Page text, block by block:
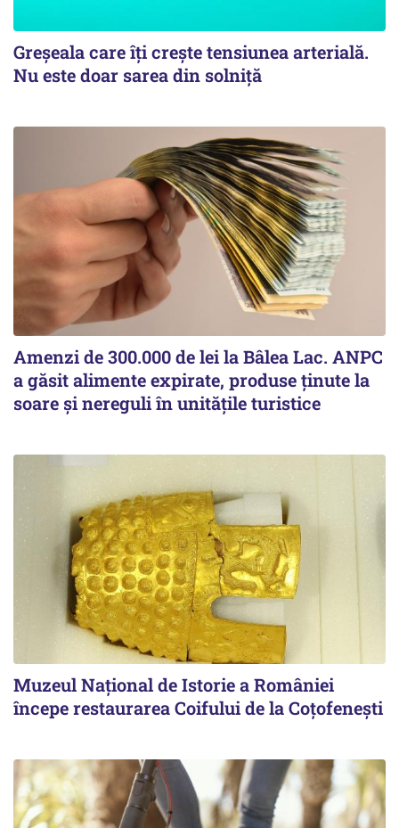
Greșeala care îți crește tensiunea arterială.
Nu este doar sarea din solniță
Amenzi de 300.000 de lei la Bâlea Lac. ANPC
a găsit alimente expirate, produse ținute la
soare și nereguli în unitățile turistice
Muzeul Național de Istorie a României
începe restaurarea Coifului de la Coțofenești